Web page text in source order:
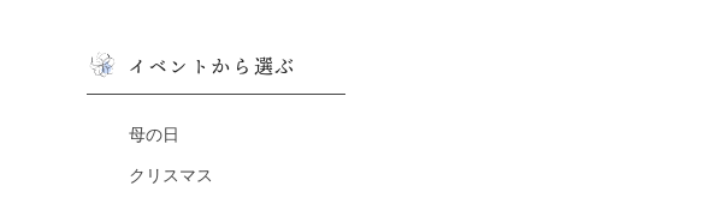
イベントから選ぶ
母の日
クリスマス